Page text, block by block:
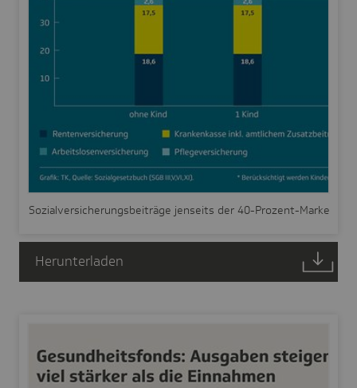
Sozialversicherungsbeiträge jenseits der 40-Prozent-Marke
Herunterladen